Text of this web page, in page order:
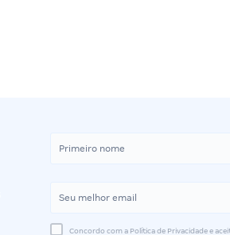
Concordo com a Política de Privacidade e